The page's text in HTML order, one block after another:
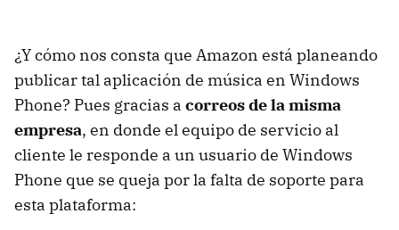
¿Y cómo nos consta que Amazon está planeando
publicar tal aplicación de música en Windows
Phone? Pues gracias a correos de la misma
empresa, en donde el equipo de servicio al
cliente le responde a un usuario de Windows
Phone que se queja por la falta de soporte para
esta plataforma: